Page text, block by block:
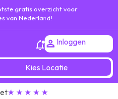
gratis overzicht voor
van Nederland!
Inloggen
Kies Locatie
★ ★ ★ ★ ★